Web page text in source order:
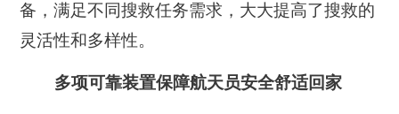
备，满足不同搜救任务需求，大大提高了搜救的
灵活性和多样性。
多项可靠装置保障航天员安全舒适回家